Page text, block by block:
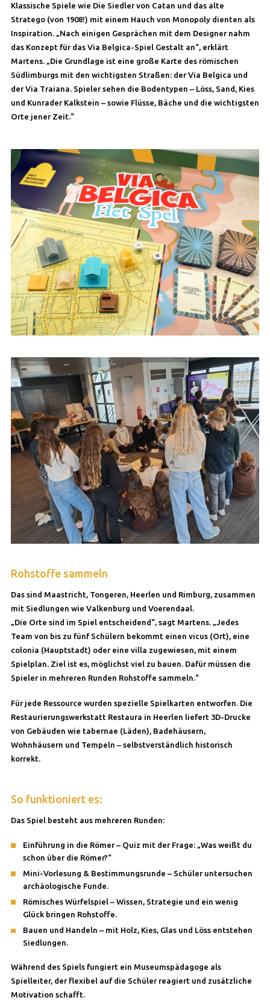
Klassische Spiele wie Die Siedler von Catan und das alte
Stratego (von 1908!) mit einem Hauch von Monopoly dienten als
Inspiration. „Nach einigen Gesprächen mit dem Designer nahm
das Konzept für das Via Belgica-Spiel Gestalt an“, erklärt
Martens. „Die Grundlage ist eine große Karte des römischen
Südlimburgs mit den wichtigsten Straßen: der Via Belgica und
der Via Traiana. Spieler sehen die Bodentypen – Löss, Sand, Kies
und Kunrader Kalkstein – sowie Flüsse, Bäche und die wichtigsten
Orte jener Zeit.“
Rohstoffe sammeln
Das sind Maastricht, Tongeren, Heerlen und Rimburg, zusammen
mit Siedlungen wie Valkenburg und Voerendaal.
„Die Orte sind im Spiel entscheidend“, sagt Martens. „Jedes
Team von bis zu fünf Schülern bekommt einen vicus (Ort), eine
colonia (Hauptstadt) oder eine villa zugewiesen, mit einem
Spielplan. Ziel ist es, möglichst viel zu bauen. Dafür müssen die
Spieler in mehreren Runden Rohstoffe sammeln.“
Für jede Ressource wurden spezielle Spielkarten entworfen. Die
Restaurierungswerkstatt Restaura in Heerlen liefert 3D-Drucke
von Gebäuden wie tabernae (Läden), Badehäusern,
Wohnhäusern und Tempeln – selbstverständlich historisch
korrekt.
So funktioniert es:
Das Spiel besteht aus mehreren Runden:
Einführung in die Römer – Quiz mit der Frage: „Was weißt du
schon über die Römer?“
Mini-Vorlesung & Bestimmungsrunde – Schüler untersuchen
archäologische Funde.
Römisches Würfelspiel – Wissen, Strategie und ein wenig
Glück bringen Rohstoffe.
Bauen und Handeln – mit Holz, Kies, Glas und Löss entstehen
Siedlungen.
Während des Spiels fungiert ein Museumspädagoge als
Spielleiter, der flexibel auf die Schüler reagiert und zusätzliche
Motivation schafft.